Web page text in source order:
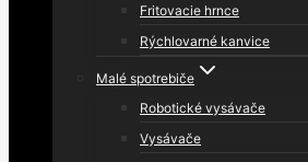
Fritovacie hrnce
Rýchlovarné kanvice
Malé spotrebiče
Robotické vysávače
Vysávače